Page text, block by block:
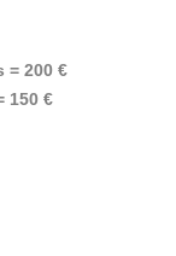
= 200 €
150 €